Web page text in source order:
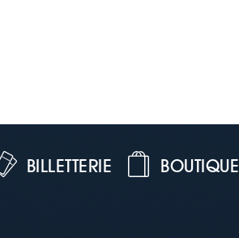
BOUTIQUE
BILLETTERIE